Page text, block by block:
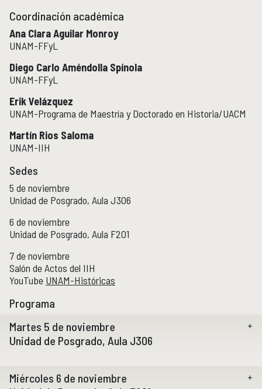
Olimpiadas
Educación Continua
EDUCACIÓN CONTINUA
Cursos y diplomados vigentes
Próximamente
Cursos y diplomados concluidos
Publicaciones y librería
PUBLICACIONES
Novedades editoriales
Normas y políticas editoriales
Catálogo 1945-2025
Comunicación Pública de la Historia
COMUNICACIÓN PÚBLICA DE LA HISTORIA
Serie editorial Históricas Comunicación Pública
Cajón de historias
Servicios
Coordinación académica
Ana Clara Aguilar Monroy
UNAM-FFyL
Diego Carlo Améndolla Spínola
UNAM-FFyL
Erik Velázquez
UNAM-Programa de Maestría y Doctorado en Historia/UACM
Martín Rios Saloma
UNAM-IIH
Sedes
5 de noviembre
Unidad de Posgrado, Aula J306
6 de noviembre
Unidad de Posgrado, Aula F201
7 de noviembre
Salón de Actos del IIH
YouTube UNAM-Históricas
Programa
Martes 5 de noviembre
Unidad de Posgrado, Aula J306
Inauguración
Miércoles 6 de noviembre